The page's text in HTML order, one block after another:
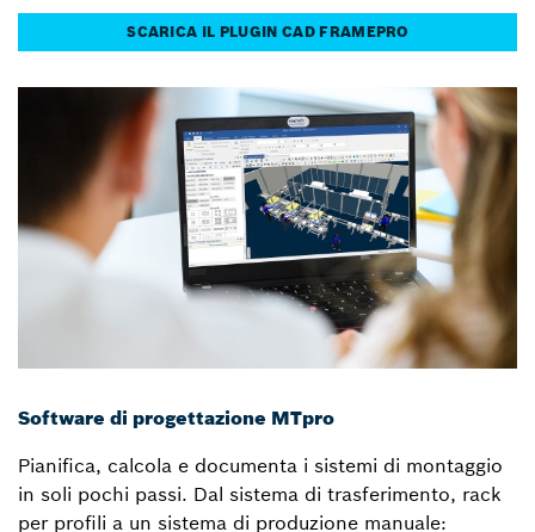
SCARICA IL PLUGIN CAD FRAMEPRO
Software di progettazione MTpro
Pianifica, calcola e documenta i sistemi di montaggio
in soli pochi passi. Dal sistema di trasferimento, rack
per profili a un sistema di produzione manuale: